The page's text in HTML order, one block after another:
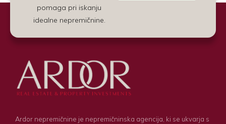
pomaga pri iskanju
idealne nepremičnine.
Ardor nepremičnine je nepremičninska agencija, ki se ukvarja s